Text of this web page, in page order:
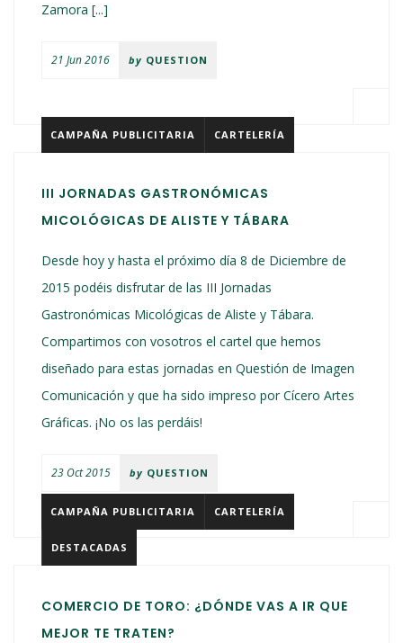
Zamora [...]
21 Jun 2016 by QUESTION
CAMPAÑA PUBLICITARIA CARTELERÍA
III JORNADAS GASTRONÓMICAS
MICOLÓGICAS DE ALISTE Y TÁBARA
Desde hoy y hasta el próximo día 8 de Diciembre de
2015 podéis disfrutar de las III Jornadas
Gastronómicas Micológicas de Aliste y Tábara.
Compartimos con vosotros el cartel que hemos
diseñado para estas jornadas en Questión de Imagen
Comunicación y que ha sido impreso por Cícero Artes
Gráficas. ¡No os las perdáis!
23 Oct 2015 by QUESTION
CAMPAÑA PUBLICITARIA CARTELERÍA
DESTACADAS
COMERCIO DE TORO: ¿DÓNDE VAS A IR QUE
MEJOR TE TRATEN?